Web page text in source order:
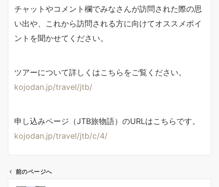
チャットやコメント欄でみなさんが訪問された際の思
い出や、これから訪問される方に向けてオススメポイ
ントを聞かせてください。
ツアーについて詳しくはこちらをご覧ください。
kojodan.jp/travel/jtb/
申し込みページ（JTB旅物語）のURLはこちらです。
kojodan.jp/travel/jtb/c/4/
前のページへ